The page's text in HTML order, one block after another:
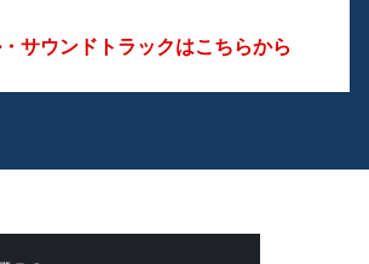
サウンドトラックはこちらから